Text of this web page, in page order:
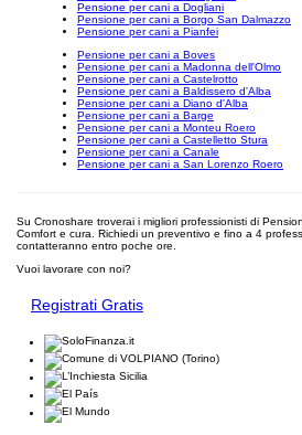
Pensione per cani a Dogliani
Pensione per cani a Borgo San Dalmazzo
Pensione per cani a Pianfei
Pensione per cani a Boves
Pensione per cani a Madonna dell'Olmo
Pensione per cani a Castelrotto
Pensione per cani a Baldissero d'Alba
Pensione per cani a Diano d'Alba
Pensione per cani a Barge
Pensione per cani a Monteu Roero
Pensione per cani a Castelletto Stura
Pensione per cani a Canale
Pensione per cani a San Lorenzo Roero
Su Cronoshare troverai i migliori professionisti di
Comfort e cura. Richiedi un preventivo e fino a 4
contatteranno entro poche ore.
Vuoi lavorare con noi?
Registrati Gratis